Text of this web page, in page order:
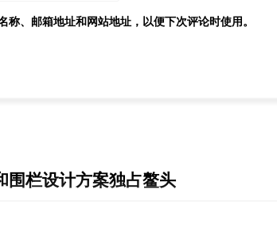
称、邮箱地址和网站地址，以便下次评论时使用。
围栏设计方案独占鳌头